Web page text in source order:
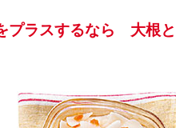
プラスするなら 大根